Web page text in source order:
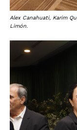
Alex Canahuati, Karim
Limón.